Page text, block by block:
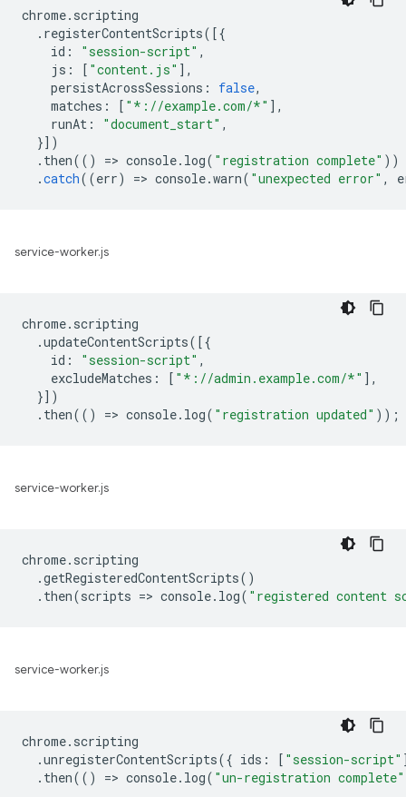
chrome. scripting
. registerContentScripts([{
id : "session-script" ,
js : [ "content.js" ],
persistAcrossSessions : false,
matches : [ "*://example.com/*" ],
runAt : "document_start" ,
}])
. then(() => console. log( "registration complete" ))
.catch((err) => console.warn( "unexpected error" ,
service-worker.js
chrome. scripting
.updateContentScripts([{
id : "session-script" ,
excludeMatches : [ "*://admin.example.com/*" ],
}])
. then(() => console. log( "registration updated" ));
service-worker.js
chrome. scripting
.getRegisteredContentScripts()
. then(scripts => console. log( "registered content
service-worker.js
chrome. scripting
.unregisterContentScripts({ ids : [ "session-script"
. then(() => console. log( "un-registration complete"